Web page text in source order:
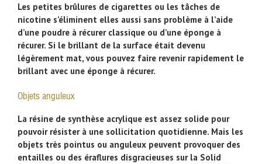
Les petites brûlures de cigarettes ou les tâches de
nicotine s’éliminent elles aussi sans problème à l’aide
d’une poudre à récurer classique ou d’une éponge à
récurer. Si le brillant de la surface était devenu
légèrement mat, vous pouvez faire revenir rapidement le
brillant avec une éponge à récurer.
Objets anguleux
La résine de synthèse acrylique est assez solide pour
pouvoir résister à une sollicitation quotidienne. Mais les
objets très pointus ou anguleux peuvent provoquer des
entailles ou des éraflures disgracieuses sur la Solid